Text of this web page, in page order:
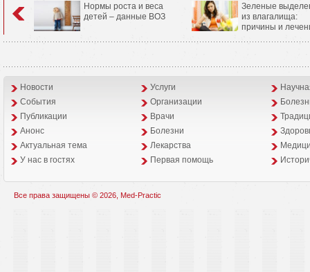
Нормы роста и веса
детей – данные ВОЗ
Зеленые
из влагалища:
причины и
Новости Услуги
События
Организации
Публикации
Врачи
Анонс
Болезни
Aктуальная тема
Лекарства
У нас в гостях
Первая помощь
Все права защищены © 2026, Med-Practic